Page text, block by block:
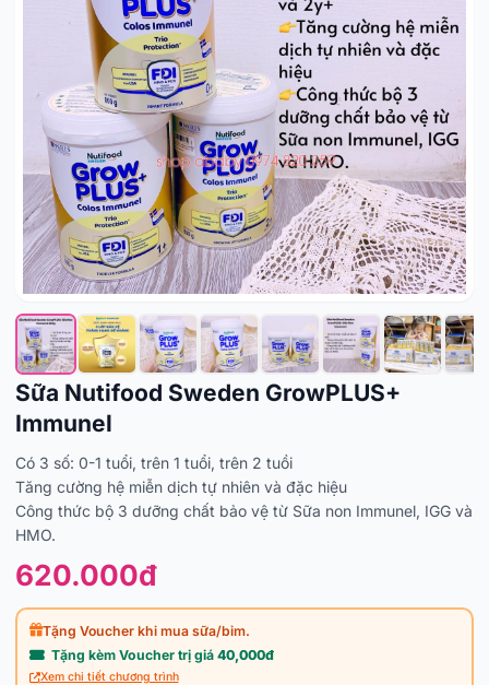
Sữa Nutifood Sweden GrowPLUS+
Immunel
Có 3 số: 0-1 tuổi, trên 1 tuổi, trên 2 tuồi
Tăng cường hệ miễn dịch tự nhiên và đặc hiệu
Công thức bộ 3 dưỡng chất bảo vệ từ Sữa non Immunel, IGG và
HMO.
620.000đ
Tặng Voucher khi mua sữa/bỉm.
Tặng kèm Voucher trị giá 40,000đ
Xem chi tiết chương trình